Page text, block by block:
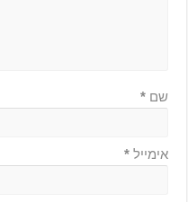
שם *
אימייל *